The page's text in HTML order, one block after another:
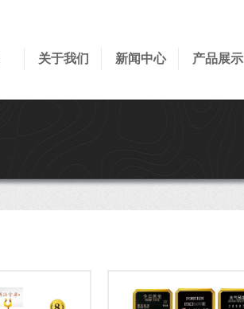
关于我们 新闻中心 产品展示